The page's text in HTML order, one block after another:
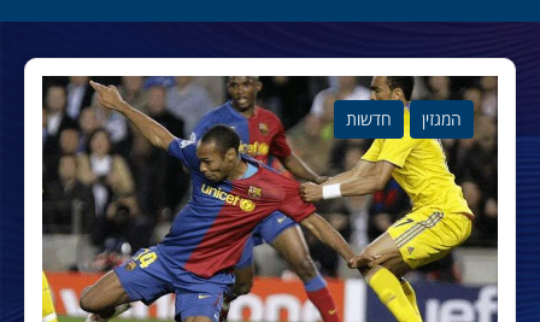
המגזין חדשות